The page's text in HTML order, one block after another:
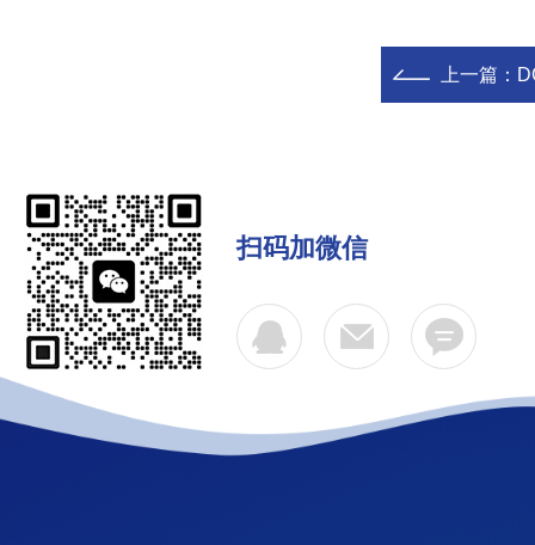
上一篇：
扫码加微信